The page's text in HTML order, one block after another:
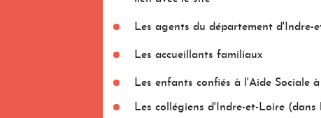
Les agents du département
Les accueillants familiaux
Les enfants confiés à l'Aide Sociale
Les collégiens d'Indre-et-Loire